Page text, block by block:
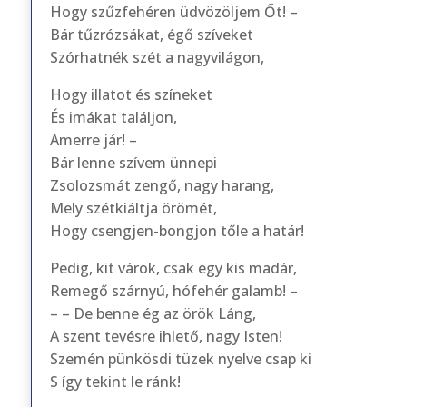
Hogy szűzfehéren üdvözöljem Őt! –
Bár tűzrózsákat, égő szíveket
Szórhatnék szét a nagyvilágon,
Hogy illatot és színeket
És imákat találjon,
Amerre jár! –
Bár lenne szívem ünnepi
Zsolozsmát zengő, nagy harang,
Mely szétkiáltja örömét,
Hogy csengjen-bongjon tőle a határ!
Pedig, kit várok, csak egy kis madár,
Remegő szárnyú, hófehér galamb! –
– – De benne ég az örök Láng,
A szent tevésre ihlető, nagy Isten!
Szemén pünkösdi tüzek nyelve csap ki
S így tekint le ránk!